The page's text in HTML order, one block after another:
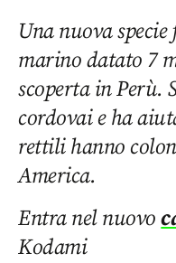
Una nuova
marino datato 7
scoperta in Perù.
cordovai e ha
rettili hanno
America.
Entra nel nuovo
Kodami